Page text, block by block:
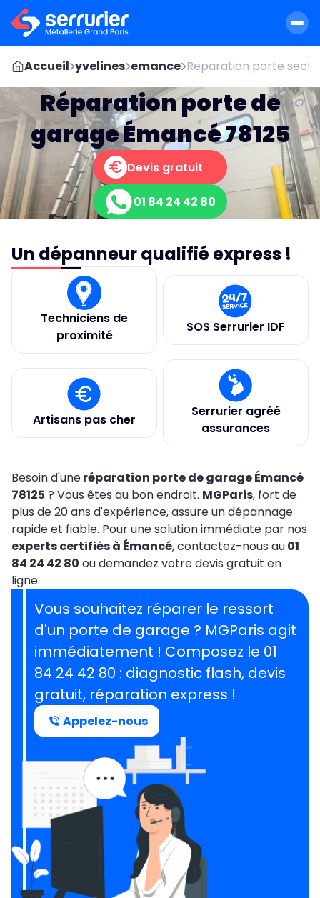
Accueil yvelines emance Reparation porte
Réparation porte de
garage Émancé 78125
Devis gratuit
01 84 24 42 80
Un dépanneur qualifié express !
Techniciens de
proximité
SOS Serrurier IDF
Artisans pas cher
Serrurier agréé
assurances
Besoin d'uneréparation porte de garage Émancé
78125 ? Vous êtes au bon endroit. MGParis, fort de
plus de 20 ans d'expérience, assure un dépannage
rapide et fiable. Pour une solution immédiate par nos
experts certifiés à Émancé, contactez-nous au01
84 24 42 80 ou demandez votre devis gratuit en
ligne.
Vous souhaitez réparer le ressort
d'un porte de garage ? MGParis agit
immédiatement ! Composez le 01
84 24 42 80 : diagnostic flash, devis
gratuit, réparation express !
Appelez-nous